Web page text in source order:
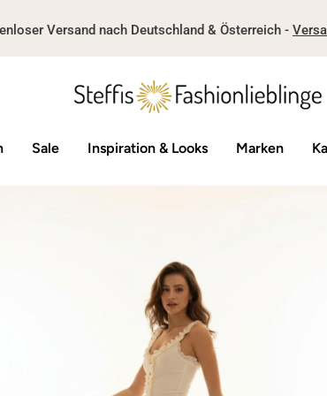
Versand nach Deutschland & Österreich -
Sale Inspiration & Looks Marken